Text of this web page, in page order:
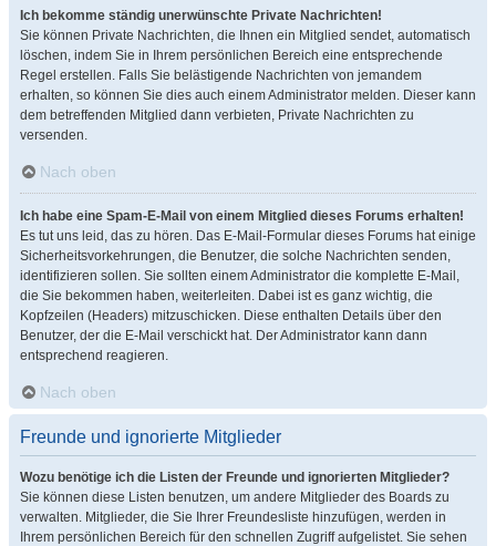
Ich bekomme ständig unerwünschte Private Nachrichten!
Sie können Private Nachrichten, die Ihnen ein Mitglied sendet, automatisch
löschen, indem Sie in Ihrem persönlichen Bereich eine entsprechende
Regel erstellen. Falls Sie belästigende Nachrichten von jemandem
erhalten, so können Sie dies auch einem Administrator melden. Dieser kann
dem betreffenden Mitglied dann verbieten, Private Nachrichten zu
versenden.
Nach oben
Ich habe eine Spam-E-Mail von einem Mitglied dieses Forums erhalten!
Es tut uns leid, das zu hören. Das E-Mail-Formular dieses Forums hat einige
Sicherheitsvorkehrungen, die Benutzer, die solche Nachrichten senden,
identifizieren sollen. Sie sollten einem Administrator die komplette E-Mail,
die Sie bekommen haben, weiterleiten. Dabei ist es ganz wichtig, die
Kopfzeilen (Headers) mitzuschicken. Diese enthalten Details über den
Benutzer, der die E-Mail verschickt hat. Der Administrator kann dann
entsprechend reagieren.
Nach oben
Freunde und ignorierte Mitglieder
Wozu benötige ich die Listen der Freunde und ignorierten Mitglieder?
Sie können diese Listen benutzen, um andere Mitglieder des Boards zu
verwalten. Mitglieder, die Sie Ihrer Freundesliste hinzufügen, werden in
Ihrem persönlichen Bereich für den schnellen Zugriff aufgelistet. Sie sehen